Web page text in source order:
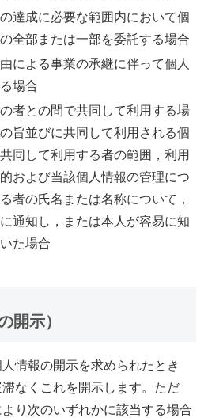
達成に必要な範囲内において個
全部または一部を委託する場合
による事業の承継に伴って個人
場合
者との間で共同して利用する場
旨並びに共同して利用される個
同して利用する者の範囲，利用
および当該個人情報の管理につ
者の氏名または名称について，
通知し，または本人が容易に知
た場合
開示）
情報の開示を求められたとき
なくこれを開示します。ただ
り次のいずれかに該当する場合